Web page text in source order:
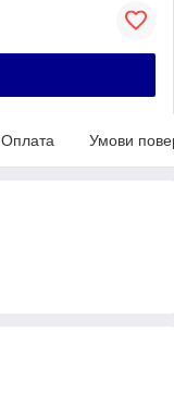
Оплата Умови